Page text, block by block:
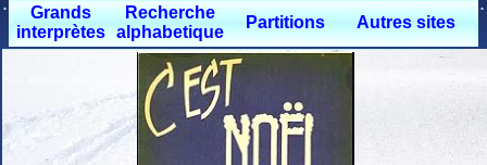
Grands
interprètes
Recherche
alphabetique
Partitions Autres sites